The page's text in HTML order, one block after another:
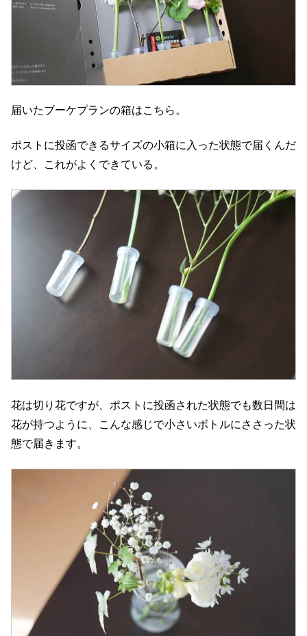
届いたブーケプランの箱はこちら。
ポストに投函できるサイズの小箱に入った状態で届くんだ
けど、これがよくできている。
花は切り花ですが、ポストに投函された状態でも数日間は
花が持つように、こんな感じで小さいボトルにささった状
態で届きます。